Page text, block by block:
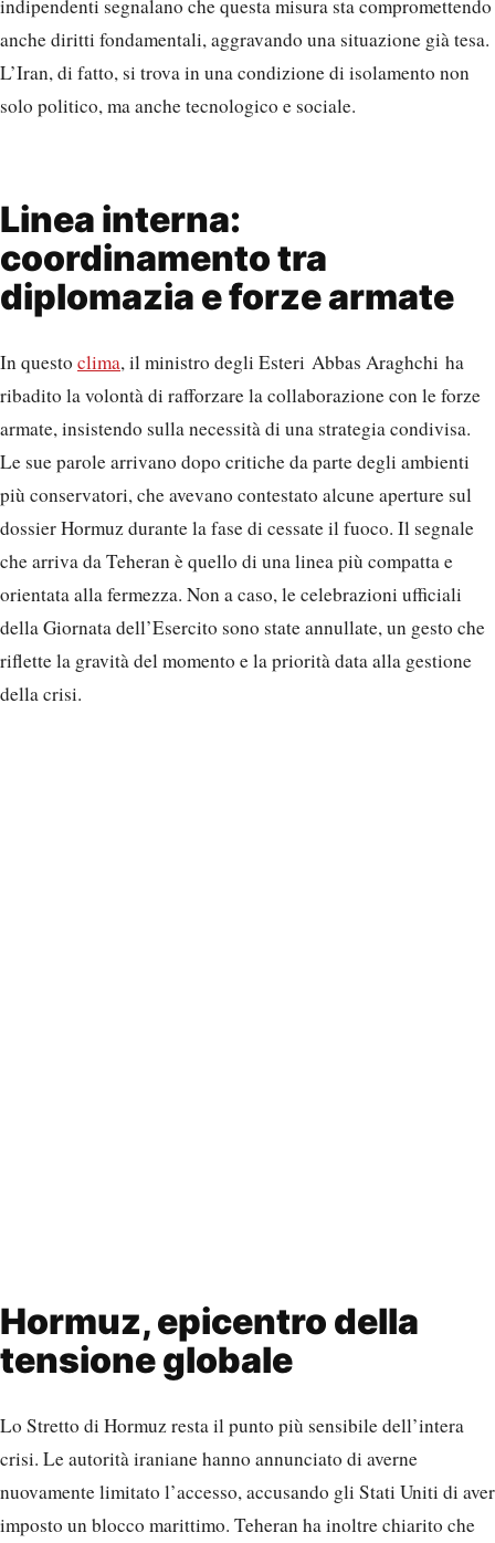
indipendenti segnalano che questa misura sta compromettendo
anche diritti fondamentali, aggravando una situazione già tesa.
L’Iran, di fatto, si trova in una condizione di isolamento non
solo politico, ma anche tecnologico e sociale.
Linea interna:
coordinamento tra
diplomazia e forze armate
In questo clima, il ministro degli Esteri Abbas Araghchi ha
ribadito la volontà di rafforzare la collaborazione con le forze
armate, insistendo sulla necessità di una strategia condivisa.
Le sue parole arrivano dopo critiche da parte degli ambienti
più conservatori, che avevano contestato alcune aperture sul
dossier Hormuz durante la fase di cessate il fuoco. Il segnale
che arriva da Teheran è quello di una linea più compatta e
orientata alla fermezza. Non a caso, le celebrazioni ufficiali
della Giornata dell’Esercito sono state annullate, un gesto che
riflette la gravità del momento e la priorità data alla gestione
della crisi.
Hormuz, epicentro della
tensione globale
Lo Stretto di Hormuz resta il punto più sensibile dell’intera
crisi. Le autorità iraniane hanno annunciato di averne
nuovamente limitato l’accesso, accusando gli Stati Uniti di aver
imposto un blocco marittimo. Teheran ha inoltre chiarito che